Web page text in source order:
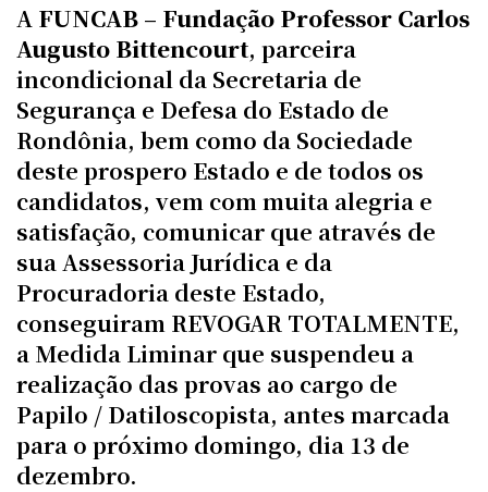
A FUNCAB – Fundação Professor Carlos
Augusto Bittencourt, parceira
incondicional da Secretaria de
Segurança e Defesa do Estado de
Rondônia, bem como da Sociedade
deste prospero Estado e de todos os
candidatos, vem com muita alegria e
satisfação, comunicar que através de
sua Assessoria Jurídica e da
Procuradoria deste Estado,
conseguiram REVOGAR TOTALMENTE,
a Medida Liminar que suspendeu a
realização das provas ao cargo de
Papilo / Datiloscopista, antes marcada
para o próximo domingo, dia 13 de
dezembro.